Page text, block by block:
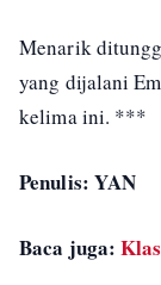
Menarik
yang dijalani
kelima ini. ***
Penulis: YAN
Baca juga: